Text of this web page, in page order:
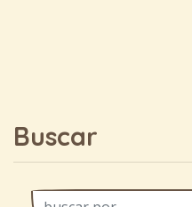
Buscar